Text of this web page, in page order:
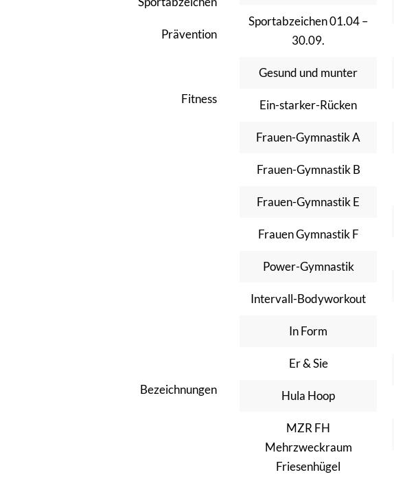
Prävention
Fitness
Bezeichnungen
Sportabzeichen 01.04 –
30.09.
Gesund und munter
Ein-starker-Rücken
Frauen-Gymnastik A
Frauen-Gymnastik B
Frauen-Gymnastik E
Frauen Gymnastik F
Power-Gymnastik
Intervall-Bodyworkout
In Form
Er & Sie
Hula Hoop
MZR FH
Mehrzweckraum
Friesenhügel